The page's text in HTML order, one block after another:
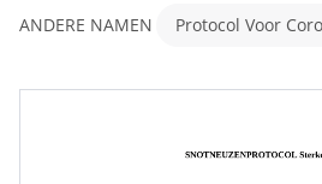
ANDERE NAMEN Protocol Voor